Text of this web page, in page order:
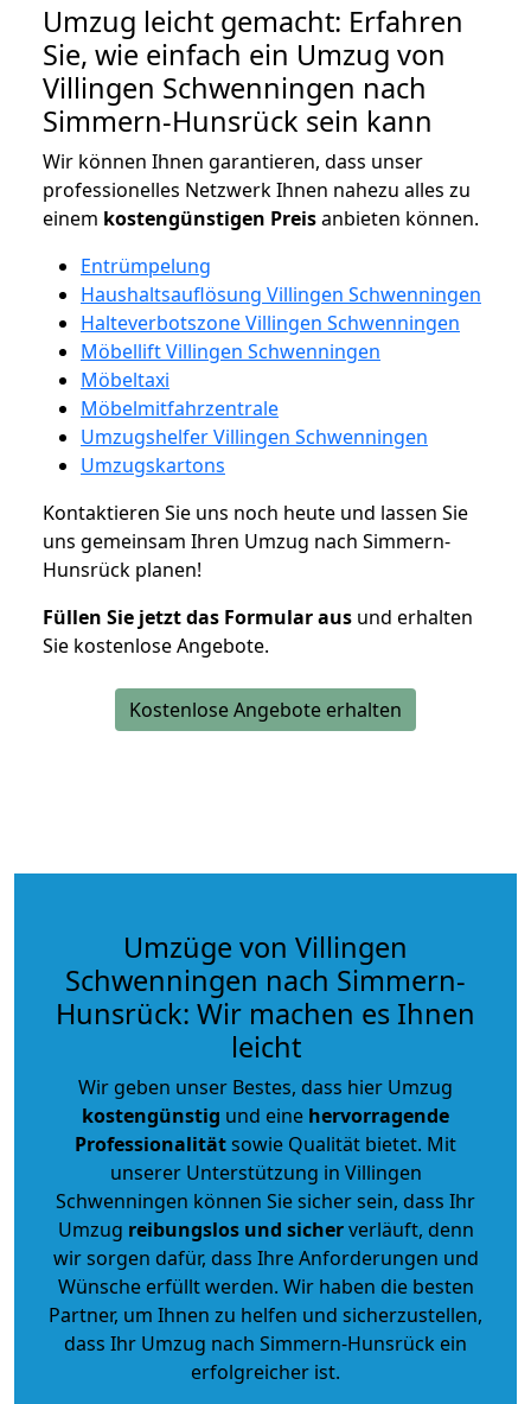
Umzug leicht gemacht: Erfahren
Sie, wie einfach ein Umzug von
Villingen Schwenningen nach
Simmern-Hunsrück sein kann
Wir können Ihnen garantieren, dass unser
professionelles Netzwerk Ihnen nahezu alles zu
einem kostengünstigen Preisanbieten können.
Entrümpelung
Haushaltsauflösung Villingen Schwenningen
Halteverbotszone Villingen Schwenningen
Möbellift Villingen Schwenningen
Möbeltaxi
Möbelmitfahrzentrale
Umzugshelfer Villingen Schwenningen
Umzugskartons
Kontaktieren Sie uns noch heute und lassen Sie
uns gemeinsam Ihren Umzug nach Simmern-
Hunsrück planen!
Füllen Sie jetzt das Formular aus und erhalten
Sie kostenlose Angebote.
Kostenlose Angebote erhalten
Umzüge von Villingen
Schwenningen nach Simmern-
Hunsrück: Wir machen es Ihnen
leicht
Wir geben unser Bestes, dass hier Umzug
kostengünstig und eine hervorragende
Professionalitätsowie Qualität bietet. Mit
unserer Unterstützung in Villingen
Schwenningen können Sie sicher sein, dass Ihr
Umzug reibungslos und sicherverläuft, denn
wir sorgen dafür, dass Ihre Anforderungen und
Wünsche erfüllt werden. Wir haben die besten
Partner, um Ihnen zu helfen und sicherzustellen,
dass Ihr Umzug nach Simmern-Hunsrück ein
erfolgreicher ist.